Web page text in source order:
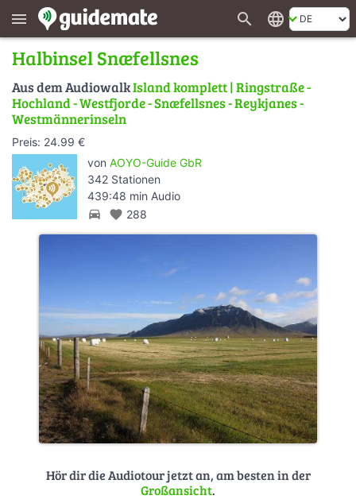
menu search language
Halbinsel Snæfellsnes
Aus dem AudiowalkIsland komplett | Ringstraße -
Hochland - Westfjorde - Snæfellsnes - Reykjanes -
Westmännerinseln
Preis: 24.99 €
von AOYO-Guide GbR
342 Stationen
439:48 min Audio
directions_car favorite 288
Hör dir die Audiotour jetzt an, am besten in der
Großansicht.